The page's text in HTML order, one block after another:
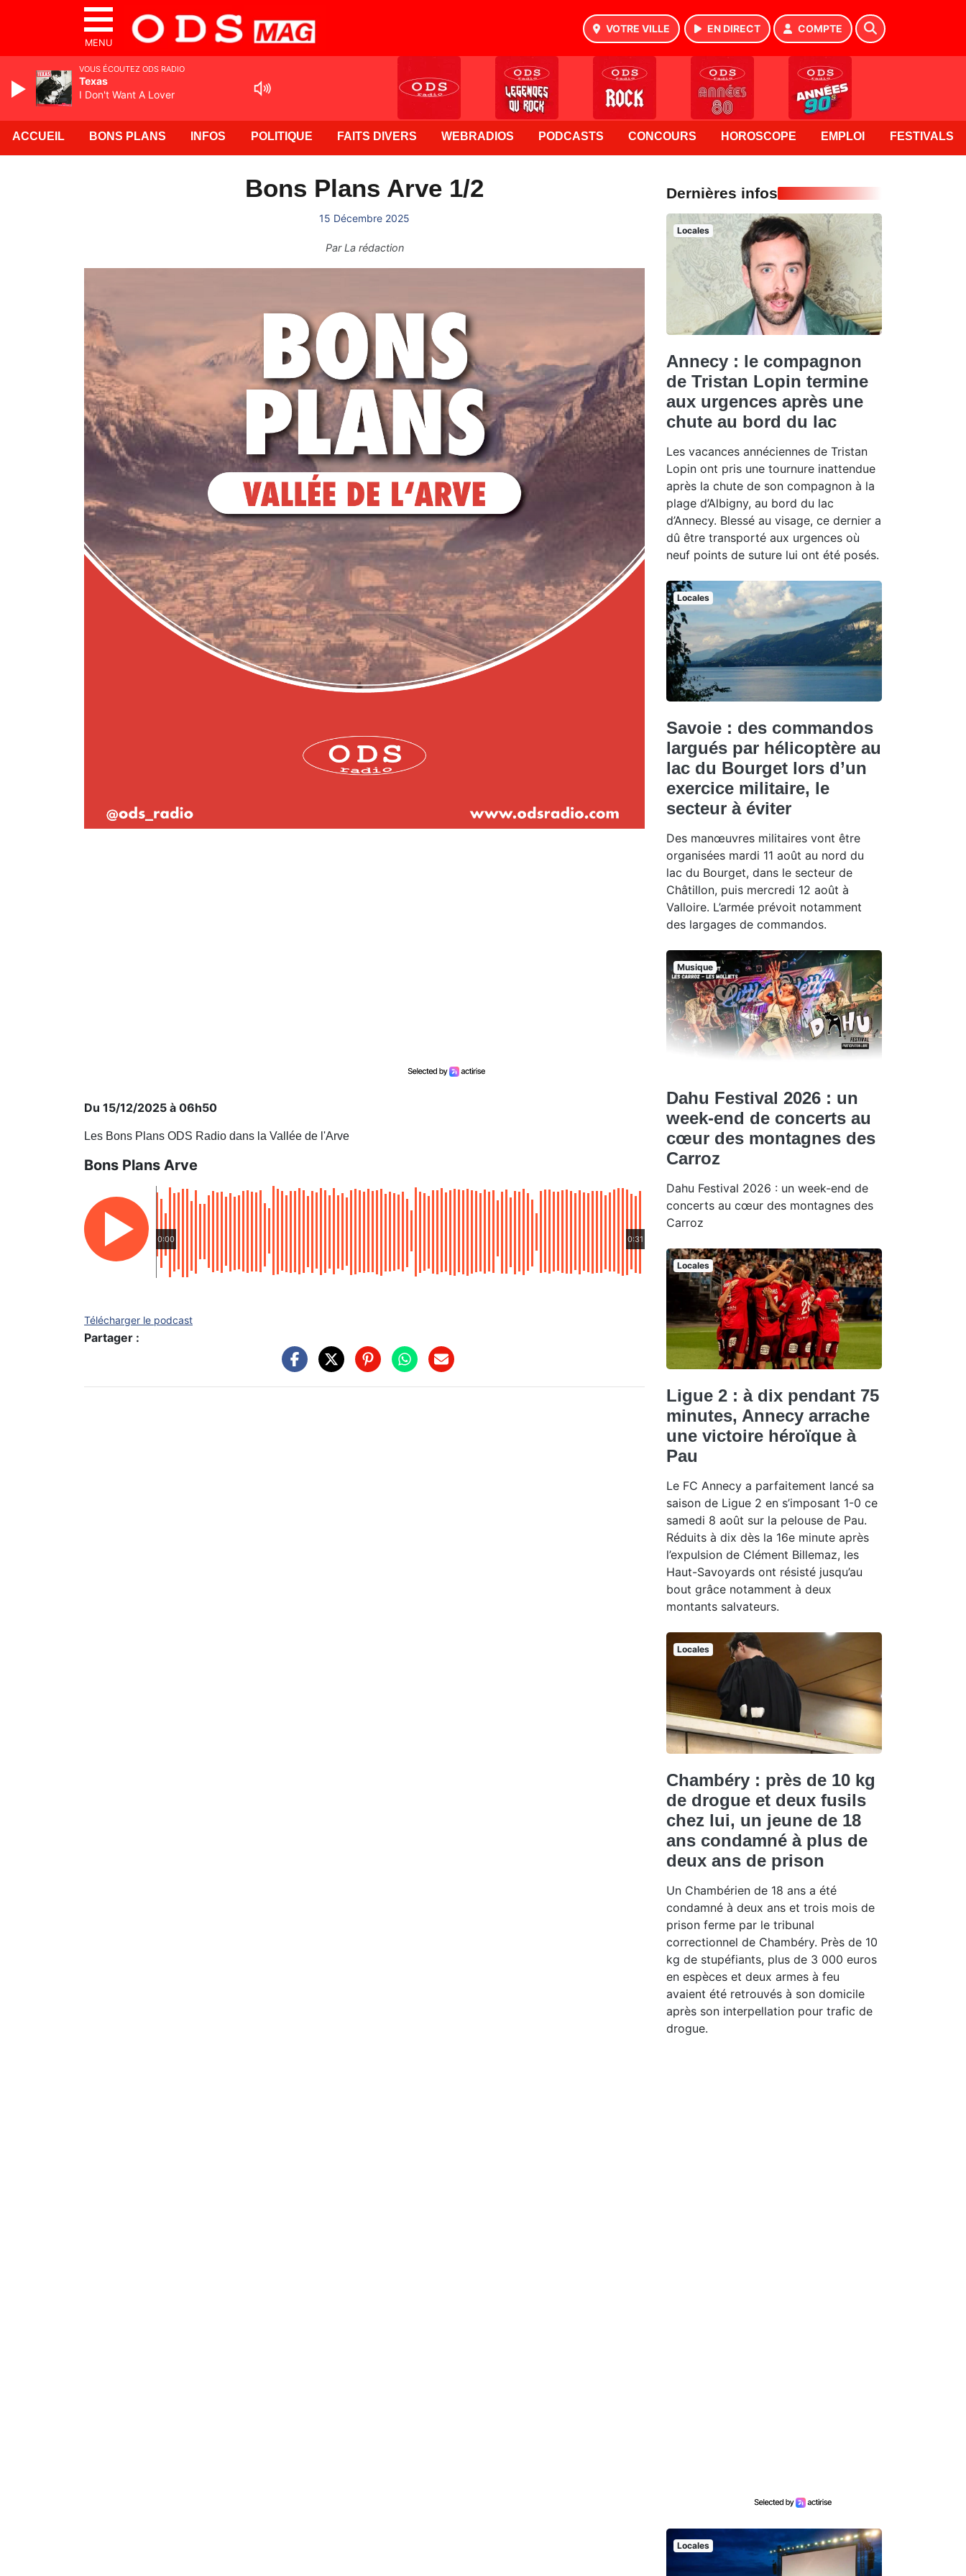
MENU
VOTRE VILLE EN DIRECT COMPTE
ACCUEIL BONS PLANS INFOS POLITIQUE FAITS DIVERS WEBRADIOS PODCASTS CONCOURS HOROSCOPE EMPLOI FESTIVALS
Bons Plans Arve 1/2
15 Décembre 2025
ParLa rédaction
Du 15/12/2025 à 06h50
Les Bons Plans ODS Radio dans la Vallée de l'Arve
Bons Plans Arve
0:00 0:31
Télécharger le podcast
Partager :
Dernières infos
Locales
Annecy : le compagnon
de Tristan Lopin termine
aux urgences après une
chute au bord du lac
Les vacances annéciennes de Tristan
Lopin ont pris une tournure inattendue
après la chute de son compagnon à la
plage d’Albigny, au bord du lac
d’Annecy. Blessé au visage, ce dernier a
dû être transporté aux urgences où
neuf points de suture lui ont été posés.
Locales
Savoie : des commandos
largués par hélicoptère au
lac du Bourget lors d’un
exercice militaire, le
secteur à éviter
Des manœuvres militaires vont être
organisées mardi 11 août au nord du
lac du Bourget, dans le secteur de
Châtillon, puis mercredi 12 août à
Valloire. L’armée prévoit notamment
des largages de commandos.
Musique
Dahu Festival 2026 : un
week-end de concerts au
cœur des montagnes des
Carroz
Dahu Festival 2026 : un week-end de
concerts au cœur des montagnes des
Carroz
Locales
Ligue 2 : à dix pendant 75
minutes, Annecy arrache
une victoire héroïque à
Pau
Le FC Annecy a parfaitement lancé sa
saison de Ligue 2 en s’imposant 1-0 ce
samedi 8 août sur la pelouse de Pau.
Réduits à dix dès la 16e minute après
l’expulsion de Clément Billemaz, les
Haut-Savoyards ont résisté jusqu’au
bout grâce notamment à deux
montants salvateurs.
Locales
Chambéry : près de 10 kg
de drogue et deux fusils
chez lui, un jeune de 18
ans condamné à plus de
deux ans de prison
Un Chambérien de 18 ans a été
condamné à deux ans et trois mois de
prison ferme par le tribunal
correctionnel de Chambéry. Près de 10
kg de stupéfiants, plus de 3 000 euros
en espèces et deux armes à feu
avaient été retrouvés à son domicile
après son interpellation pour trafic de
drogue.
Locales
VOUS ÉCOUTEZ ODS RADIO
Texas
I Don't Want A Lover